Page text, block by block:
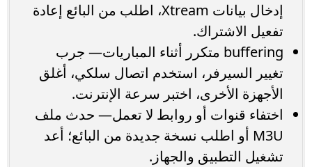
إدخال بيانات Xtream، اطلب من البائع إعادة
تفعيل الاشتراك.
buffering متكرر أثناء المباريات— جرب
تغيير السيرفر، استخدم اتصال سلكي، أغلق
الأجهزة الأخرى، اختبر سرعة الإنترنت.
اختفاء قنوات أو روابط لا تعمل— حدث ملف
M3U أو اطلب نسخة جديدة من البائع؛ أعد
تشغيل التطبيق والجهاز.